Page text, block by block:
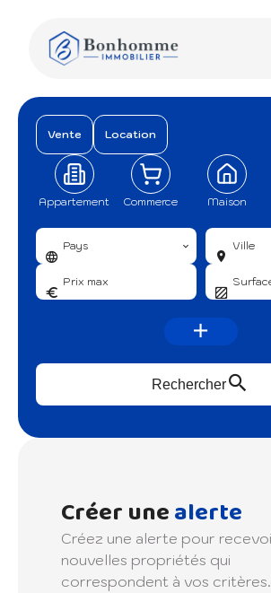
Vente Location
Appartement Commerce Maison
Pays Ville
Rechercher
Créer unealerte
Créez une alerte pour
nouvelles propriétés qui
correspondent à vos critères.